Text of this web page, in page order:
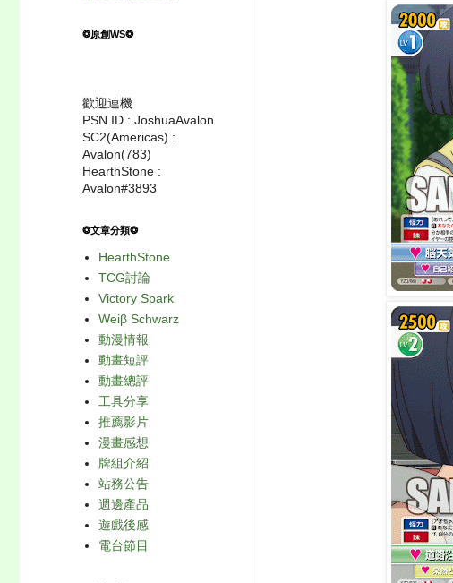
❂原創WS❂
歡迎連機
PSN ID : JoshuaAvalon
SC2(Americas) :
Avalon(783)
HearthStone :
Avalon#3893
❂文章分類❂
HearthStone
TCG討論
Victory Spark
Weiβ Schwarz
動漫情報
動畫短評
動畫總評
工具分享
推薦影片
漫畫感想
牌組介紹
站務公告
週邊產品
遊戲後感
電台節目